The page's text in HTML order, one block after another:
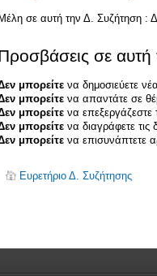
Μέλη σε αυτή την Δ. Συζήτηση :
σε
μπορείτενα δημοσιεύετε
μπορείτενα απαντάτε σε
μπορείτενα επεξεργάζεστε
μπορείτενα διαγράφετε τις
μπορείτενα επισυνάπτετε
Ευρετήριο Δ. Συζήτησης